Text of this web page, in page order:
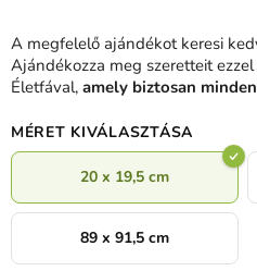
A megfelelő ajándékot keresi
Ajándékozza meg szeretteit
Életfával, amely biztosan
MÉRET KIVÁLASZTÁSA
20 x 19,5 cm
89 x 91,5 cm